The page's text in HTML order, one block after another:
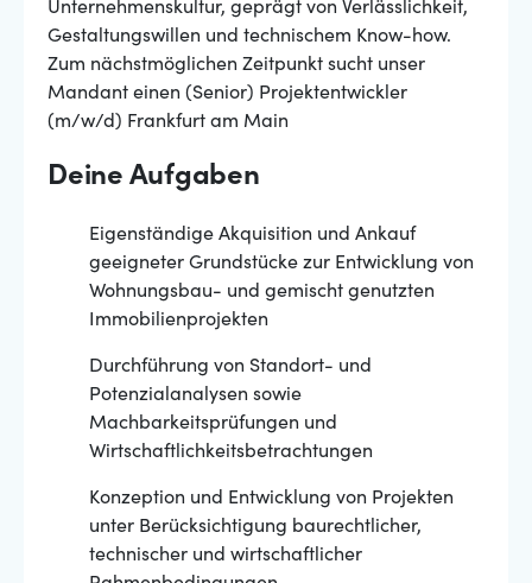
Unternehmenskultur, geprägt von Verlässlichkeit,
Gestaltungswillen und technischem Know-how.
Zum nächstmöglichen Zeitpunkt sucht unser
Mandant einen (Senior) Projektentwickler
(m/w/d) Frankfurt am Main
Deine Aufgaben
Eigenständige Akquisition und Ankauf
geeigneter Grundstücke zur Entwicklung von
Wohnungsbau- und gemischt genutzten
Immobilienprojekten
Durchführung von Standort- und
Potenzialanalysen sowie
Machbarkeitsprüfungen und
Wirtschaftlichkeitsbetrachtungen
Konzeption und Entwicklung von Projekten
unter Berücksichtigung baurechtlicher,
technischer und wirtschaftlicher